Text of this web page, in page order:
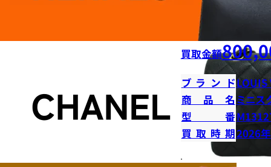
買取金額
ブランドLOUIS
商品名 ミニス
型番
買取時期2026